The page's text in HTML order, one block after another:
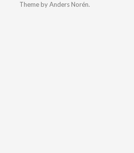
Theme byAnders Norén.